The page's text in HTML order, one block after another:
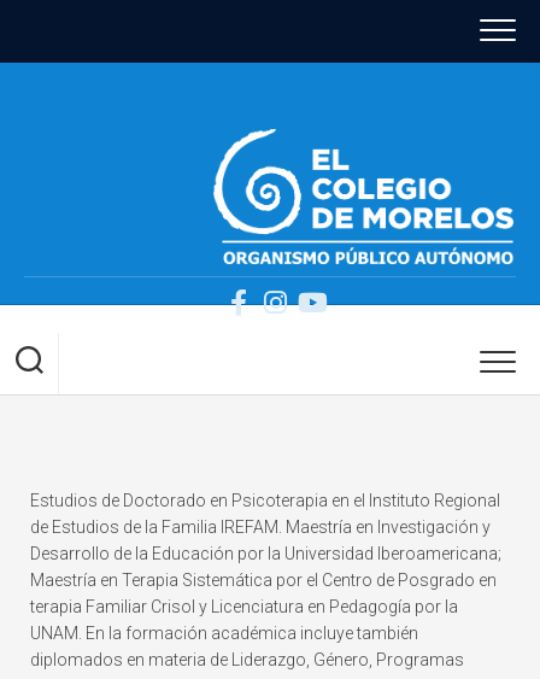
content
Estudios de Doctorado en Psicoterapia en el Instituto Regional
de Estudios de la Familia IREFAM. Maestría en Investigación y
Desarrollo de la Educación por la Universidad Iberoamericana;
Maestría en Terapia Sistemática por el Centro de Posgrado en
terapia Familiar Crisol y Licenciatura en Pedagogía por la
UNAM. En la formación académica incluye también
diplomados en materia de Liderazgo, Género, Programas